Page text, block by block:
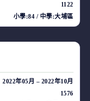
1122
小學:84 / 中學:大埔區
2022年05月 – 2022年10月
1576